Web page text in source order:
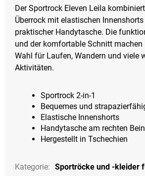
Der Sportrock Eleven Leila
Überrock mit elastischen
praktischer Handytasche. Die
und der komfortable Schnitt machen
Wahl für Laufen, Wandern und viele
Aktivitäten.
Sportrock 2-in-1
Bequemes und
Elastische Innenshorts
Handytasche am rechten Bein
Hergestellt in Tschechien
Kategorie: Sportröcke und -kleider